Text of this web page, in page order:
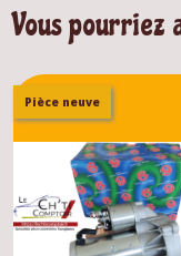
Vous pourriez
Pièce neuve